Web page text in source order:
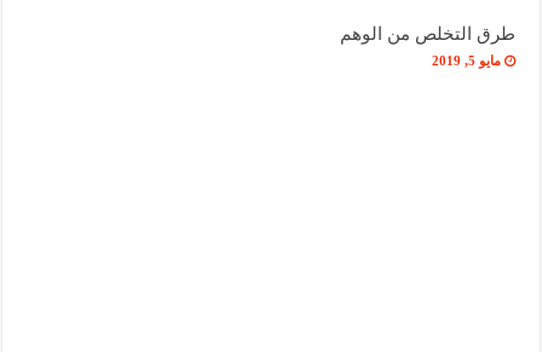
طرق التخلص من الوهم
مايو 5, 2019